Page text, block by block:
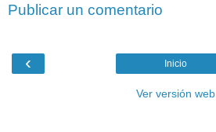
Publicar un comentario
‹ Inicio
Ver versión web